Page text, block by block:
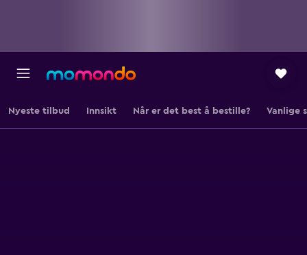
Nyeste tilbud Innsikt Når er det best å bestille? Vanlige